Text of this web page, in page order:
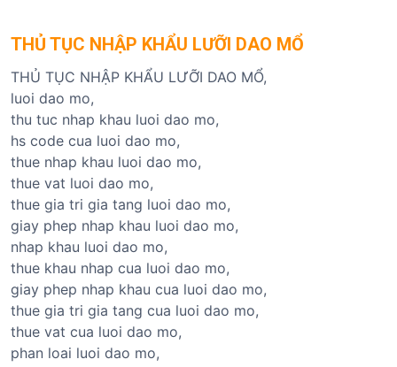
THỦ TỤC NHẬP KHẨU LƯỠI DAO MỔ
THỦ TỤC NHẬP KHẨU LƯỠI DAO MỔ,
luoi dao mo,
thu tuc nhap khau luoi dao mo,
hs code cua luoi dao mo,
thue nhap khau luoi dao mo,
thue vat luoi dao mo,
thue gia tri gia tang luoi dao mo,
giay phep nhap khau luoi dao mo,
nhap khau luoi dao mo,
thue khau nhap cua luoi dao mo,
giay phep nhap khau cua luoi dao mo,
thue gia tri gia tang cua luoi dao mo,
thue vat cua luoi dao mo,
phan loai luoi dao mo,